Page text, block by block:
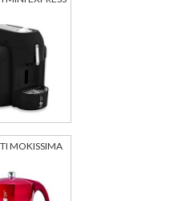
MOKISSIMA